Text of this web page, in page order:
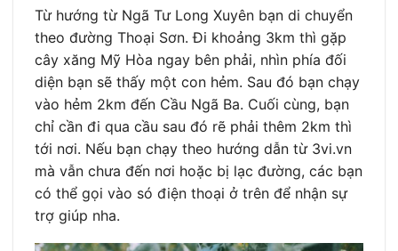
Từ hướng từ Ngã Tư Long Xuyên bạn di chuyển
theo đường Thoại Sơn. Đi khoảng 3km thì gặp
cây xăng Mỹ Hòa ngay bên phải, nhìn phía đối
diện bạn sẽ thấy một con hẻm. Sau đó bạn chạy
vào hẻm 2km đến Cầu Ngã Ba. Cuối cùng, bạn
chỉ cần đi qua cầu sau đó rẽ phải thêm 2km thì
tới nơi. Nếu bạn chạy theo hướng dẫn từ 3vi.vn
mà vẫn chưa đến nơi hoặc bị lạc đường, các bạn
có thể gọi vào só điện thoại ở trên để nhận sự
trợ giúp nha.